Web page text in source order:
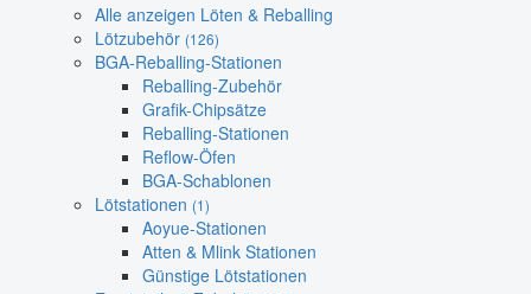
Alle anzeigen Löten & Reballing
Lötzubehör (126)
BGA-Reballing-Stationen
Reballing-Zubehör
Grafik-Chipsätze
Reballing-Stationen
Reflow-Öfen
BGA-Schablonen
Lötstationen (1)
Aoyue-Stationen
Atten & Mlink Stationen
Günstige Lötstationen